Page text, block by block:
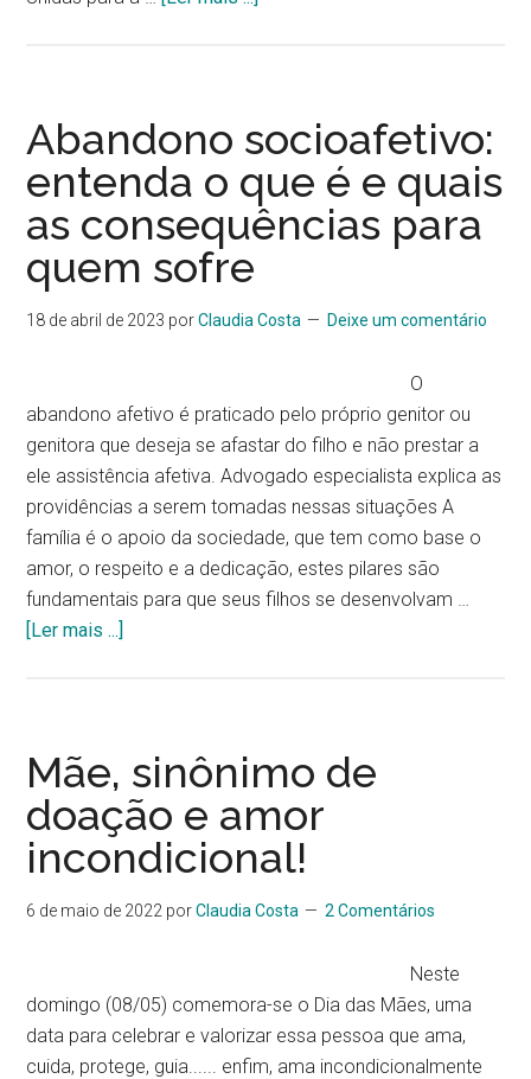
Abandono socioafetivo:
entenda o que é e quais
as consequências para
quem sofre
18 de abril de 2023 porClaudia Costa Deixe um comentário
O
abandono afetivo é praticado pelo próprio genitor ou
genitora que deseja se afastar do filho e não prestar a
ele assistência afetiva. Advogado especialista explica as
providências a serem tomadas nessas situações A
família é o apoio da sociedade, que tem como base o
amor, o respeito e a dedicação, estes pilares são
fundamentais para que seus filhos se desenvolvam …
[Ler mais ...]
Mãe, sinônimo de
doação e amor
incondicional!
6 de maio de 2022 porClaudia Costa 2 Comentários
Neste
domingo (08/05) comemora-se o Dia das Mães, uma
data para celebrar e valorizar essa pessoa que ama,
cuida, protege, guia...... enfim, ama incondicionalmente